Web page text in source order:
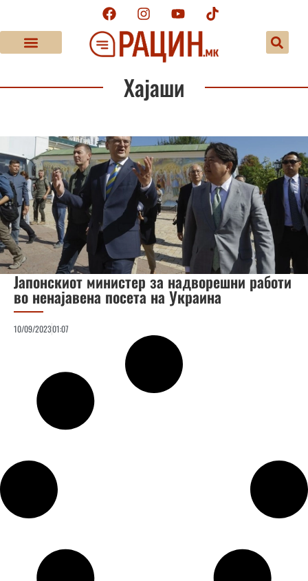
Хајаши
Јапонскиот министер за надворешни работи
во ненајавена посета на Украина
10/09/202301:07